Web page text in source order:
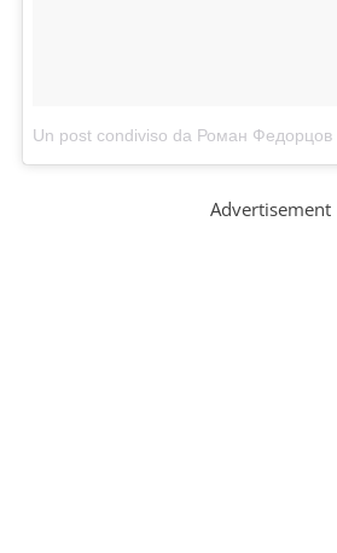
Un post condiviso da Роман Федорцов
Advertisement